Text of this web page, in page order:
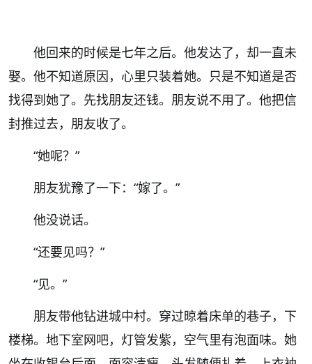
他回来的时候是七年之后。他发达了，却一直未
娶。他不知道原因，心里只装着她。只是不知道是否
找得到她了。先找朋友还钱。朋友说不用了。他把信
封推过去，朋友收了。
“她呢？ ”
朋友犹豫了一下： “嫁了。 ”
他没说话。
“还要见吗？ ”
“见。 ”
朋友带他钻进城中村。穿过晾着床单的巷子，下
楼梯。地下室网吧，灯管发紫，空气里有泡面味。她